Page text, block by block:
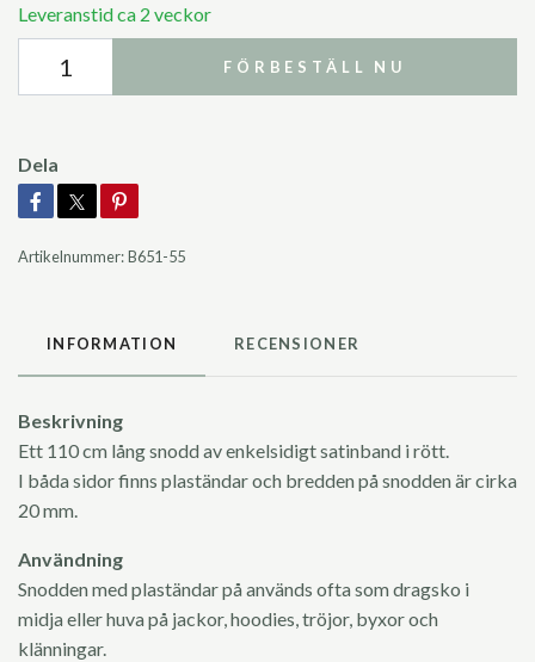
Leveranstid ca 2 veckor
FÖRBESTÄLL NU
Dela
Artikelnummer:B651-55
INFORMATION RECENSIONER
Beskrivning
Ett 110 cm lång snodd av enkelsidigt satinband i rött.
I båda sidor finns plaständar och bredden på snodden är cirka
20 mm.
Användning
Snodden med plaständar på används ofta som dragsko i
midja eller huva på jackor, hoodies, tröjor, byxor och
klänningar.